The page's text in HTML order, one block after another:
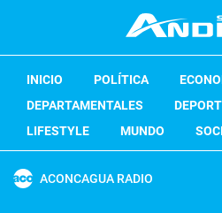
INICIO POLÍTICA
DEPARTAMENTALES
LIFESTYLE
MUNDO
ACONCAGUA RADIO